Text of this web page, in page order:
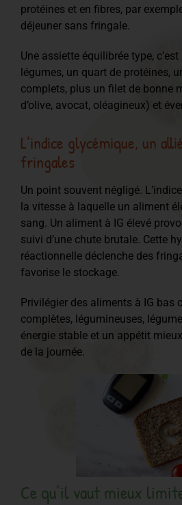
protéines et en fibres, par
déjeuner sans fringale.
Une assiette équilibrée type,
légumes, un quart de protéines,
complets, plus un filet de bonne
d’olive, avocat, oléagineux) et
L’indice glycémique, un
fringales
Un point souvent négligé.
la vitesse à laquelle un aliment
sang. Un aliment à IG élevé
suivi d’une chute brutale. Cette
réactionnelle déclenche des
favorise le stockage.
Privilégier des aliments à IG bas
complètes, légumineuses,
énergie stable et un appétit
de la journée.
Ce qu’il vaut mieux